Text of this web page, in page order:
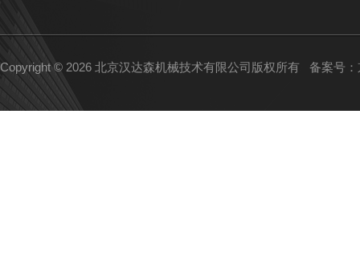
Copyright © 2026 北京汉达森机械技术有限公司版权所有 备案号：